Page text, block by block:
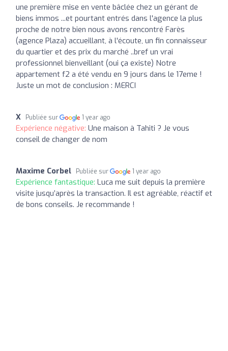
une première mise en vente bâclée chez un gérant de
biens immos ...et pourtant entrés dans l'agence la plus
proche de notre bien nous avons rencontré Farès
(agence Plaza) accueillant, à l'écoute, un fin connaisseur
du quartier et des prix du marché ..bref un vrai
professionnel bienveillant (oui ça existe) Notre
appartement f2 a été vendu en 9 jours dans le 17eme !
Juste un mot de conclusion : MERCI
X Publiée sur 1 year ago
Expérience négative: Une maison à Tahiti ? Je vous
conseil de changer de nom
Maxime Corbel Publiée sur 1 year ago
Expérience fantastique: Luca me suit depuis la première
visite jusqu’après la transaction. Il est agréable, réactif et
de bons conseils. Je recommande !